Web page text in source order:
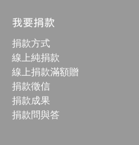
我要捐款
捐款方式
線上純捐款
線上捐款滿額贈
捐款徵信
捐款成果
捐款問與答